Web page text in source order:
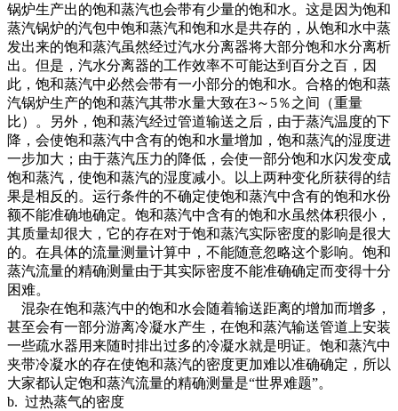
锅炉生产出的饱和蒸汽也会带有少量的饱和水。这是因为饱和
蒸汽锅炉的汽包中饱和蒸汽和饱和水是共存的，从饱和水中蒸
发出来的饱和蒸汽虽然经过汽水分离器将大部分饱和水分离析
出。但是，汽水分离器的工作效率不可能达到百分之百，因
此，饱和蒸汽中必然会带有一小部分的饱和水。合格的饱和蒸
汽锅炉生产的饱和蒸汽其带水量大致在3～5％之间（重量
比）。另外，饱和蒸汽经过管道输送之后，由于蒸汽温度的下
降，会使饱和蒸汽中含有的饱和水量增加，饱和蒸汽的湿度进
一步加大；由于蒸汽压力的降低，会使一部分饱和水闪发变成
饱和蒸汽，使饱和蒸汽的湿度减小。以上两种变化所获得的结
果是相反的。运行条件的不确定使饱和蒸汽中含有的饱和水份
额不能准确地确定。饱和蒸汽中含有的饱和水虽然体积很小，
其质量却很大，它的存在对于饱和蒸汽实际密度的影响是很大
的。在具体的流量测量计算中，不能随意忽略这个影响。饱和
蒸汽流量的精确测量由于其实际密度不能准确确定而变得十分
困难。
混杂在饱和蒸汽中的饱和水会随着输送距离的增加而增多，
甚至会有一部分游离冷凝水产生，在饱和蒸汽输送管道上安装
一些疏水器用来随时排出过多的冷凝水就是明证。饱和蒸汽中
夹带冷凝水的存在使饱和蒸汽的密度更加难以准确确定，所以
大家都认定饱和蒸汽流量的精确测量是“世界难题”。
b. 过热蒸气的密度